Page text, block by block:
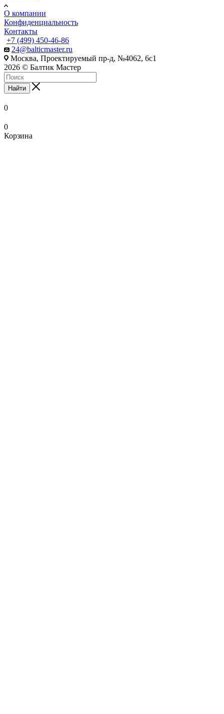
О компании
Конфиденциальность
Контакты
+7 (499) 450-46-86
24@balticmaster.ru
Москва, Проектируемый пр-д, №4062, 6с1
2026 © Балтик Мастер
Найти
0
0
Корзина